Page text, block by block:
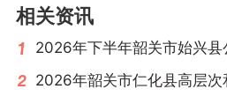
相关资讯
2026年下半年韶关市始兴县公开招聘事
2026年韶关市仁化县高层次和急需紧